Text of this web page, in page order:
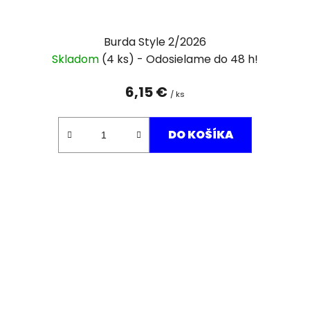
Burda Style 2/2026
Skladom (4 ks)
6,15 € / ks
DO KOŠÍKA